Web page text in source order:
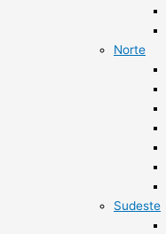
Norte
Sudeste